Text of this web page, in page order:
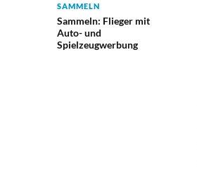
SAMMELN
Sammeln: Flieger mit
Auto- und
Spielzeugwerbung